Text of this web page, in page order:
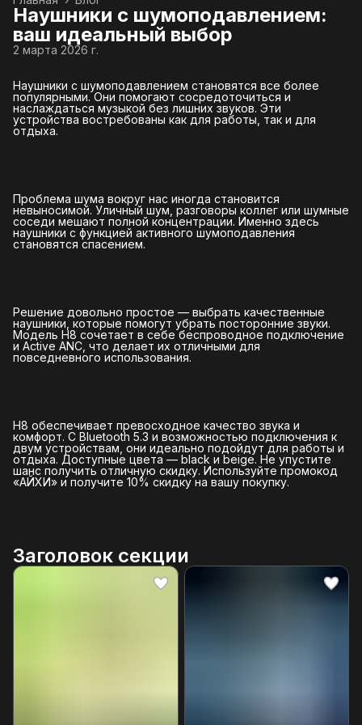
Наушники с шумоподавлением:
ваш идеальный выбор
2 марта 2026 г.
Наушники с шумоподавлением становятся все более
популярными. Они помогают сосредоточиться и
наслаждаться музыкой без лишних звуков. Эти
устройства востребованы как для работы, так и для
отдыха.
Проблема шума вокруг нас иногда становится
невыносимой. Уличный шум, разговоры коллег или шумные
соседи мешают полной концентрации. Именно здесь
наушники с функцией активного шумоподавления
становятся спасением.
Решение довольно простое — выбрать качественные
наушники, которые помогут убрать посторонние звуки.
Модель H8 сочетает в себе беспроводное подключение
и Active ANC, что делает их отличными для
повседневного использования.
H8 обеспечивает превосходное качество звука и
комфорт. С Bluetooth 5.3 и возможностью подключения к
двум устройствам, они идеально подойдут для работы и
отдыха. Доступные цвета — black и beige. Не упустите
шанс получить отличную скидку. Используйте промокод
«АЙХИ» и получите 10% скидку на вашу покупку.
Заголовок секции